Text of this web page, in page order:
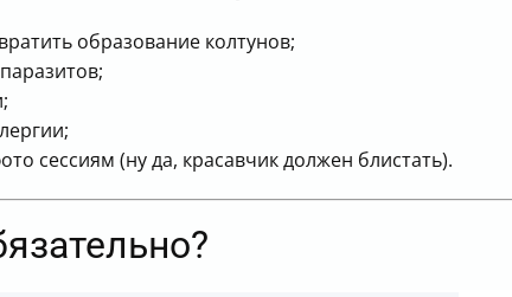
образование колтунов;
сессиям (ну да, красавчик должен блистать).